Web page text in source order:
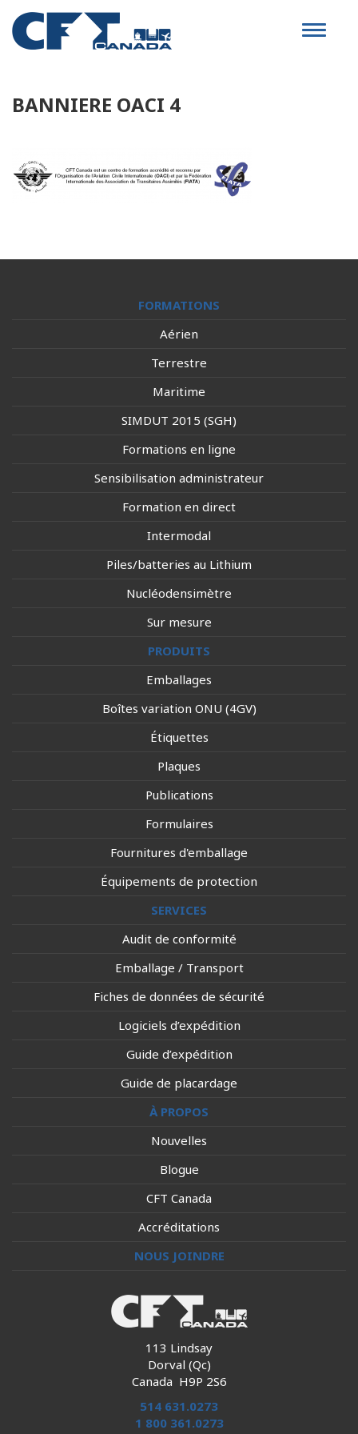
Toggle
BANNIERE OACI 4
FORMATIONS
Aérien
Terrestre
Maritime
SIMDUT 2015 (SGH)
Formations en ligne
Sensibilisation administrateur
Formation en direct
Intermodal
Piles/batteries au Lithium
Nucléodensimètre
Sur mesure
PRODUITS
Emballages
Boîtes variation ONU (4GV)
Étiquettes
Plaques
Publications
Formulaires
Fournitures d'emballage
Équipements de protection
SERVICES
Audit de conformité
Emballage / Transport
Fiches de données de sécurité
Logiciels d’expédition
Guide d’expédition
Guide de placardage
À PROPOS
Nouvelles
Blogue
CFT Canada
Accréditations
NOUS JOINDRE
113 Lindsay
Dorval (Qc)
Canada H9P 2S6
514 631.0273
1 800 361.0273